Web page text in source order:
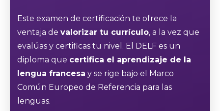
Este examen de certificación te ofrece la
ventaja de valorizar tu currículo, a la vez que
evalúas y certificas tu nivel. El DELF es un
diploma que certifica el aprendizaje de la
lengua francesa y se rige bajo el Marco
Común Europeo de Referencia para las
lenguas.